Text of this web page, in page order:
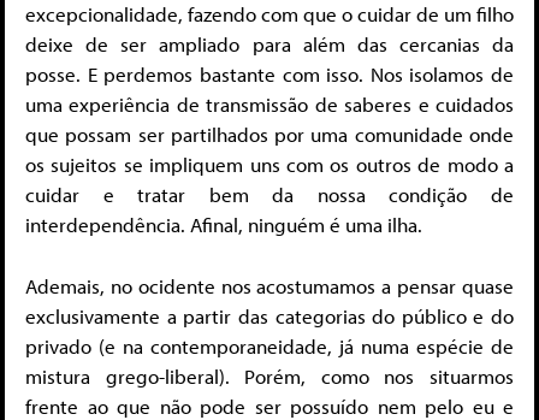
excepcionalidade, fazendo com que o cuidar de um filho
deixe de ser ampliado para além das cercanias da
posse. E perdemos bastante com isso. Nos isolamos de
uma experiência de transmissão de saberes e cuidados
que possam ser partilhados por uma comunidade onde
os sujeitos se impliquem uns com os outros de modo a
cuidar e tratar bem da nossa condição de
interdependência. Afinal, ninguém é uma ilha.
Ademais, no ocidente nos acostumamos a pensar quase
exclusivamente a partir das categorias do público e do
privado (e na contemporaneidade, já numa espécie de
mistura grego-liberal). Porém, como nos situarmos
frente ao que não pode ser possuído nem pelo eu e